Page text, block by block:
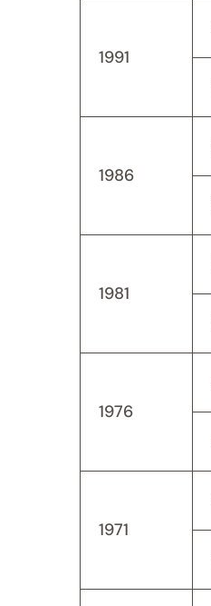
1991
1986
1981
1976
1971